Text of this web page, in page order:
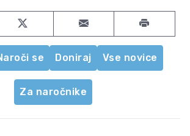
Facebook
Share on TwitterShare by email
se Doniraj Vse novice
Za naročnike